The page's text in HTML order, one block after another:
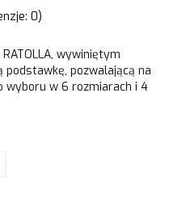
0)
wywiniętym
pozwalającą na
wyboru w 6 rozmiarach i 4